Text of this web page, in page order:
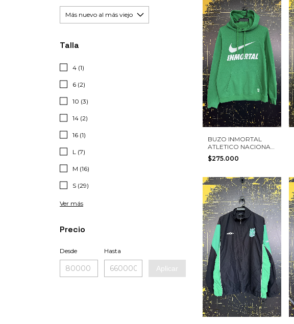
Talla
4 (1)
6 (2)
10 (3)
14 (2)
16 (1)
L (7)
M (16)
S (29)
Ver más
Precio
Desde Hasta
Aplicar
BUZO INMORTAL
ATLETICO NACIONAL
NIKE TALLA S
$275.000